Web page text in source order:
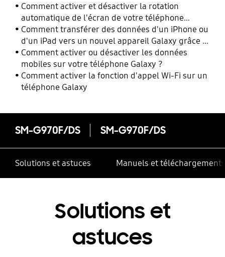
Comment activer et désactiver la rotation
automatique de l'écran de votre téléphone
Galaxy ?
Comment transférer des données d'un iPhone ou
d'un iPad vers un nouvel appareil Galaxy grâce à
Smart Switch ?
Comment activer ou désactiver les données
mobiles sur votre téléphone Galaxy ?
Comment activer la fonction d'appel Wi-Fi sur un
téléphone Galaxy
SM-G970F/DS SM-G970F/DS
Solutions et astuces Manuels et téléchargements
Solutions et
astuces